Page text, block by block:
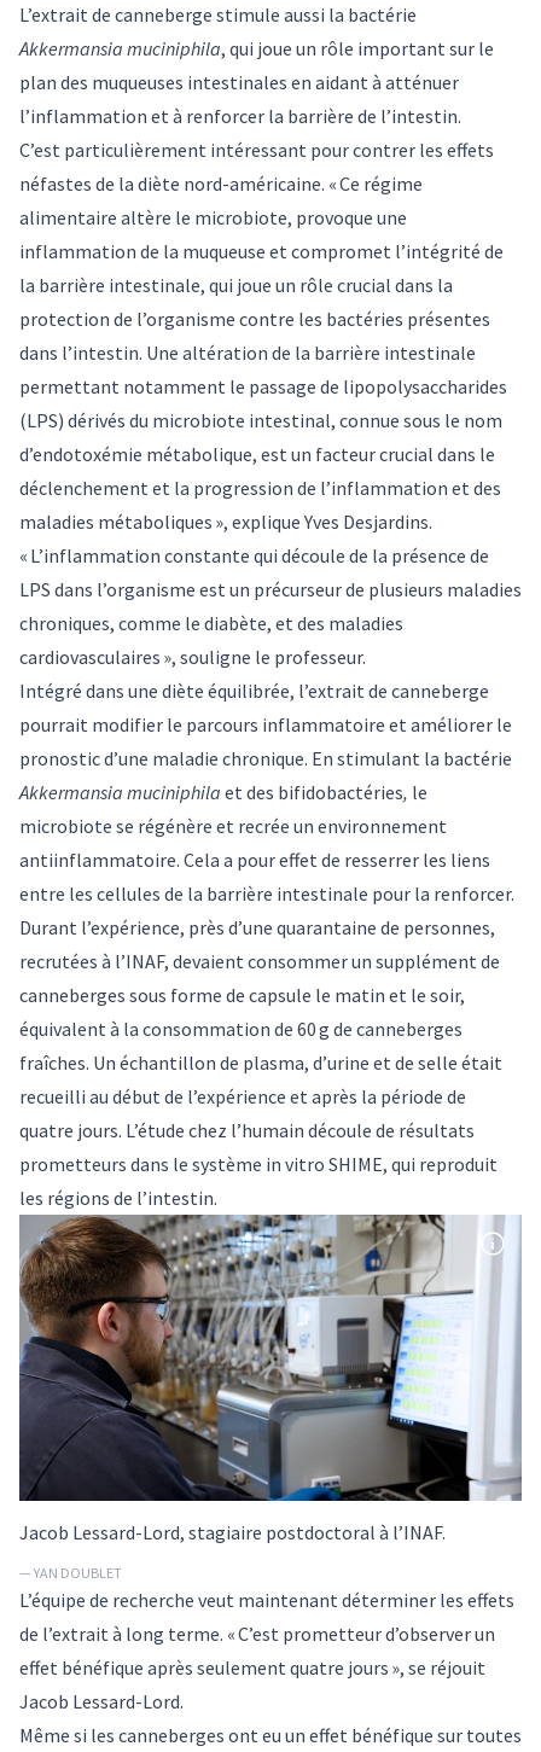
L’extrait de canneberge stimule aussi la bactérie
Akkermansia muciniphila, qui joue un rôle important sur le
plan des muqueuses intestinales en aidant à atténuer
l’inflammation et à renforcer la barrière de l’intestin.
C’est particulièrement intéressant pour contrer les effets
néfastes de la diète nord-américaine. « Ce régime
alimentaire altère le microbiote, provoque une
inflammation de la muqueuse et compromet l’intégrité de
la barrière intestinale, qui joue un rôle crucial dans la
protection de l’organisme contre les bactéries présentes
dans l’intestin. Une altération de la barrière intestinale
permettant notamment le passage de lipopolysaccharides
(LPS) dérivés du microbiote intestinal, connue sous le nom
d’endotoxémie métabolique, est un facteur crucial dans le
déclenchement et la progression de l’inflammation et des
maladies métaboliques », explique Yves Desjardins.
« L’inflammation constante qui découle de la présence de
LPS dans l’organisme est un précurseur de plusieurs maladies
chroniques, comme le diabète, et des maladies
cardiovasculaires », souligne le professeur.
Intégré dans une diète équilibrée, l’extrait de canneberge
pourrait modifier le parcours inflammatoire et améliorer le
pronostic d’une maladie chronique. En stimulant la bactérie
Akkermansia muciniphila et des bifidobactéries, le
microbiote se régénère et recrée un environnement
antiinflammatoire. Cela a pour effet de resserrer les liens
entre les cellules de la barrière intestinale pour la renforcer.
Durant l’expérience, près d’une quarantaine de personnes,
recrutées à l’INAF, devaient consommer un supplément de
canneberges sous forme de capsule le matin et le soir,
équivalent à la consommation de 60 g de canneberges
fraîches. Un échantillon de plasma, d’urine et de selle était
recueilli au début de l’expérience et après la période de
quatre jours. L’étude chez l’humain découle de résultats
prometteurs dans le système in vitro SHIME, qui reproduit
les régions de l’intestin.
Jacob Lessard-Lord, stagiaire postdoctoral à l’INAF.
— YAN DOUBLET
L’équipe de recherche veut maintenant déterminer les effets
de l’extrait à long terme. « C’est prometteur d’observer un
effet bénéfique après seulement quatre jours », se réjouit
Jacob Lessard-Lord.
Même si les canneberges ont eu un effet bénéfique sur toutes